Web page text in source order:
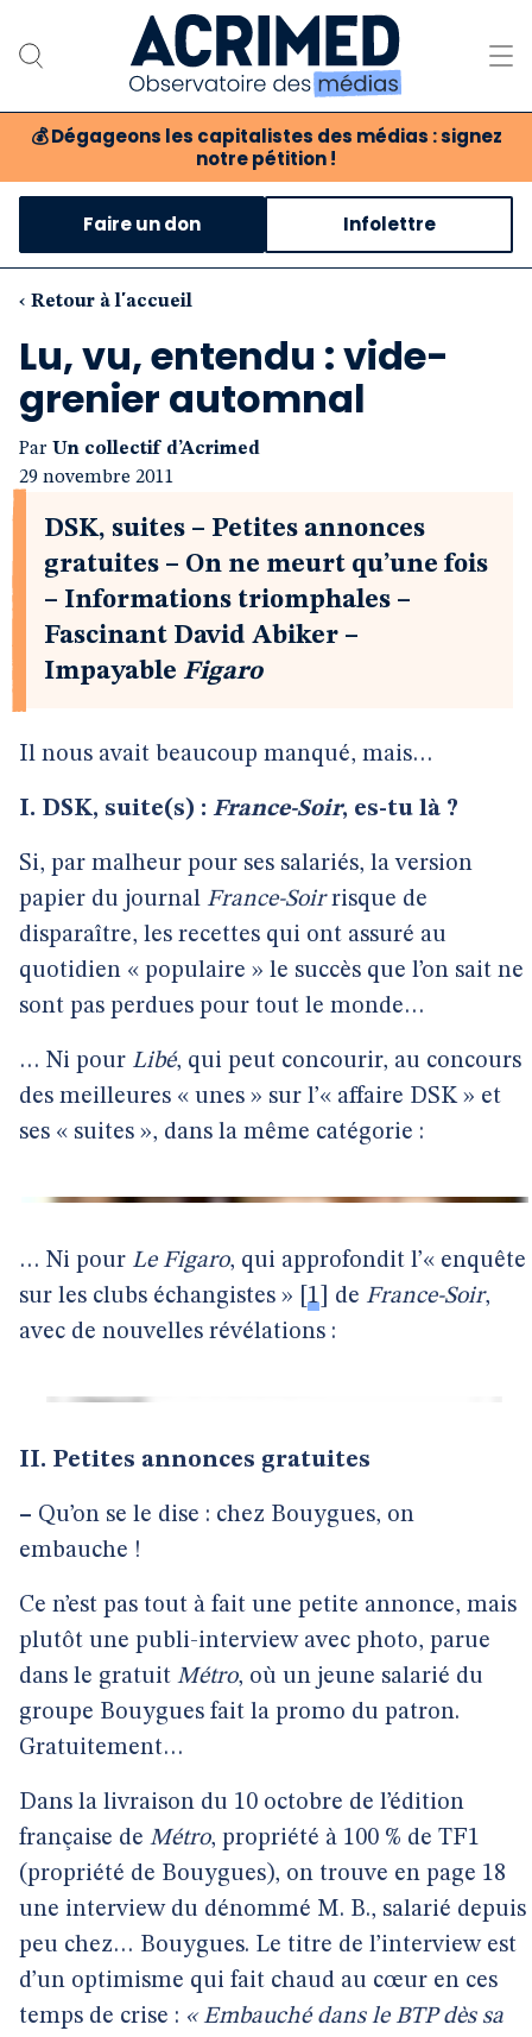
💰 Dégageons les capitalistes des médias : signez
notre pétition !
Notre association
Notre critique des médias
Nos propositions
Notre revue
Boutique
Faire un don Infolettre
‹ Retour à l'accueil
Lu, vu, entendu : vide-
grenier automnal
Par Un collectif d’Acrimed
29 novembre 2011
DSK, suites – Petites annonces
gratuites – On ne meurt qu’une fois
– Informations triomphales –
Fascinant David Abiker –
Impayable Figaro
Il nous avait beaucoup manqué, mais…
I. DSK, suite(s) : France-Soir, es-tu là ?
Si, par malheur pour ses salariés, la version
papier du journal France-Soirrisque de
disparaître, les recettes qui ont assuré au
quotidien « populaire » le succès que l’on sait ne
sont pas perdues pour tout le monde…
… Ni pour Libé, qui peut concourir, au concours
des meilleures « unes » sur l’« affaire DSK » et
ses « suites », dans la même catégorie :
… Ni pour Le Figaro, qui approfondit l’« enquête
sur les clubs échangistes »
1 de France-Soir,
avec de nouvelles révélations :
II. Petites annonces gratuites
– Qu’on se le dise : chez Bouygues, on
embauche !
Ce n’est pas tout à fait une petite annonce, mais
plutôt une publi-interview avec photo, parue
dans le gratuit Métro, où un jeune salarié du
groupe Bouygues fait la promo du patron.
Gratuitement…
Dans la livraison du 10 octobre de l’édition
française de Métro, propriété à 100 % de TF1
(propriété de Bouygues), on trouve en page 18
une interview du dénommé M. B., salarié depuis
peu chez… Bouygues. Le titre de l’interview est
d’un optimisme qui fait chaud au cœur en ces
temps de crise : « Embauché dans le BTP dès sa